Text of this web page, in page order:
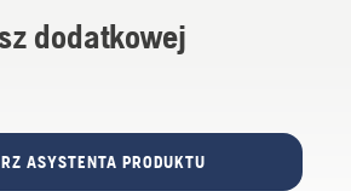
dodatkowej
ASYSTENTA PRODUKTU